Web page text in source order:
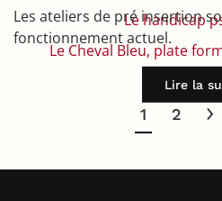
Les ateliers de pré insertion
fonctionnement actuel.
Lire la
Le handicap
Le Cheval Bleu, plate
1 2